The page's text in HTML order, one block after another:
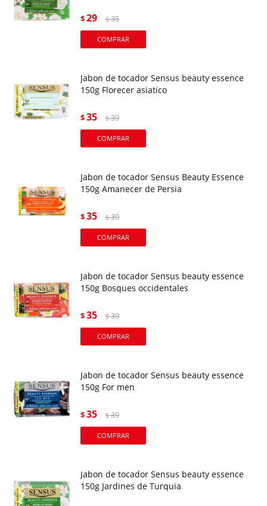
$29 $ 35
Jabon de tocador Sensus beauty essence
150g Florecer asiatico
$35 $ 39
Jabon de tocador Sensus Beauty Essence
150g Amanecer de Persia
$35 $ 39
Jabon de tocador Sensus beauty essence
150g Bosques occidentales
$35 $ 39
Jabon de tocador Sensus beauty essence
150g For men
$35 $ 39
Jabon de tocador Sensus beauty essence
150g Jardines de Turquia